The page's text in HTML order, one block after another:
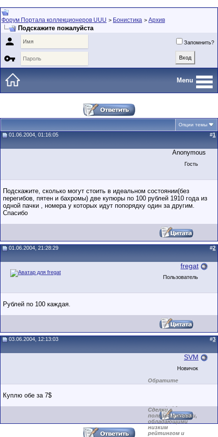
Форум Портала коллекционеров UUU > Бонистика > Архив
Подскажите пожалуйста
 Запомнить?

Menu
Опции темы
01.06.2004, 01:16:05 #1
Anonymous
Гость
Подскажите, сколько могут стоить в идеальном состоянии(без
перегибов, пятен и бахромы) две купюры по 100 рублей 1910 года из
одной пачки , номера у которых идут попорядку один за другим.
Спасибо
01.06.2004, 21:28:29 #2
fregat
Пользователь
Рублей по 100 каждая.
03.06.2004, 12:13:03 #3
SVM
Новичок
Обратите
внимание на
Сделки с
пользователями,
обладающими
низким
рейтингом и
Куплю обе за 7$